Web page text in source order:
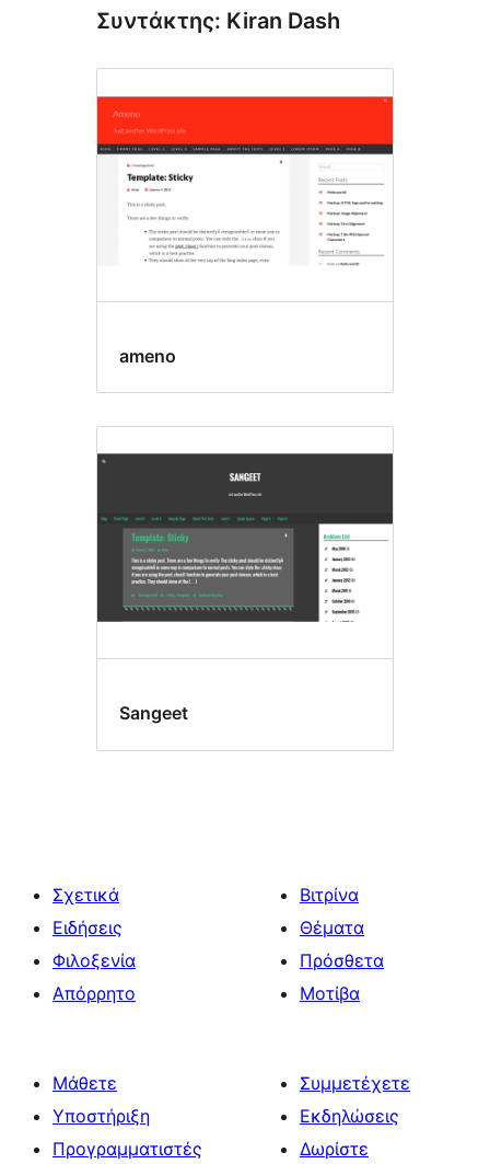
Συντάκτης: Kiran Dash
ameno
Sangeet
Σχετικά
Ειδήσεις
Φιλοξενία
Απόρρητο
Βιτρίνα
Θέματα
Πρόσθετα
Μοτίβα
Μάθετε
Υποστήριξη
Προγραμματιστές
Συμμετέχετε
Εκδηλώσεις
Δωρίστε